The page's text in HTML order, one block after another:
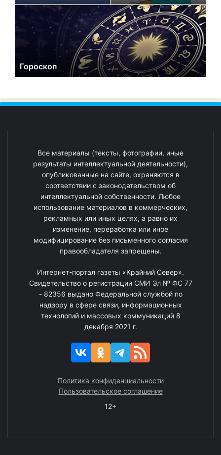
Гороскоп
Все материалы (тексты, фотографии, иные
результаты интеллектуальной деятельности),
опубликованные на сайте, охраняются в
соответствии с законодательством об
интеллектуальной собственности. Любое
использование материалов в коммерческих,
рекламных или иных целях, а равно их
изменение, переработка или иное
модифицирование без письменного согласия
правообладателя запрещены.
Интернет-портал газеты «Крайний Север».
Свидетельство о регистрации СМИ Эл № ФС 77
- 82356 выдано Федеральной службой по
надзору в сфере связи, информационных
технологий и массовых коммуникаций 8
декабря 2021 г.
Политика конфиденциальности
Пользовательское соглашение
12+